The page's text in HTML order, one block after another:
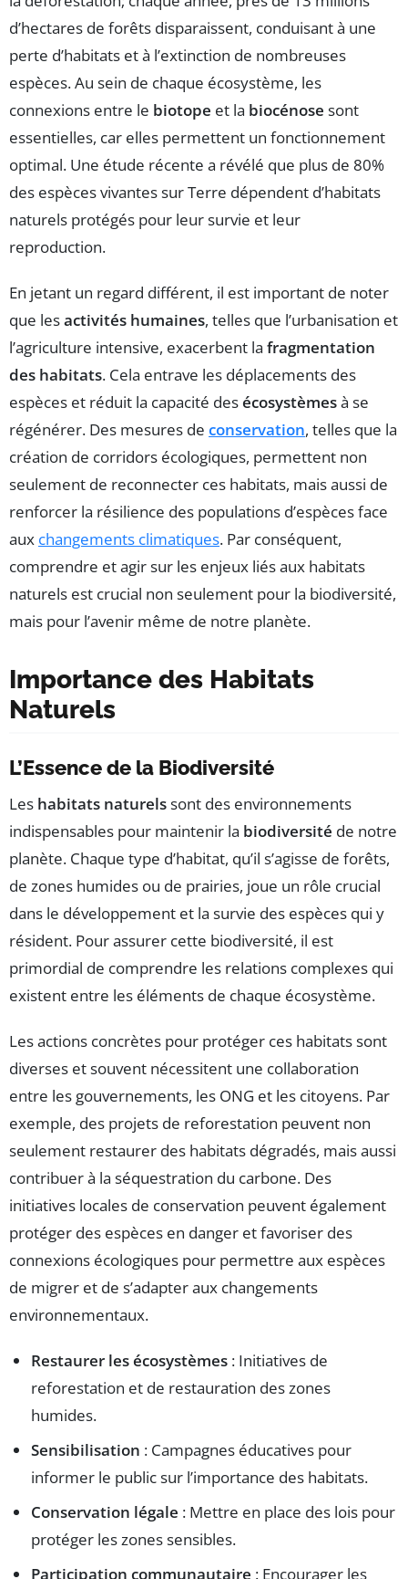
d’hectares de forêts disparaissent, conduisant à une
perte d’habitats et à l’extinction de nombreuses
espèces. Au sein de chaque écosystème, les
connexions entre le biotope et la biocénose sont
essentielles, car elles permettent un fonctionnement
optimal. Une étude récente a révélé que plus de 80%
des espèces vivantes sur Terre dépendent d’habitats
naturels protégés pour leur survie et leur
reproduction.
En jetant un regard différent, il est important de noter
que lesactivités humaines, telles que l’urbanisation et
l’agriculture intensive, exacerbent la fragmentation
des habitats. Cela entrave les déplacements des
espèces et réduit la capacité desécosystèmesà se
régénérer. Des mesures de conservation, telles que la
création de corridors écologiques, permettent non
seulement de reconnecter ces habitats, mais aussi de
renforcer la résilience des populations d’espèces face
aux changements climatiques. Par conséquent,
comprendre et agir sur les enjeux liés aux habitats
naturels est crucial non seulement pour la biodiversité,
mais pour l’avenir même de notre planète.
Importance des Habitats
Naturels
L’Essence de la Biodiversité
Les habitats naturelssont des environnements
indispensables pour maintenir la biodiversité de notre
planète. Chaque type d’habitat, qu’il s’agisse de forêts,
de zones humides ou de prairies, joue un rôle crucial
dans le développement et la survie des espèces qui y
résident. Pour assurer cette biodiversité, il est
primordial de comprendre les relations complexes qui
existent entre les éléments de chaque écosystème.
Les actions concrètes pour protéger ces habitats sont
diverses et souvent nécessitent une collaboration
entre les gouvernements, les ONG et les citoyens. Par
exemple, des projets de reforestation peuvent non
seulement restaurer des habitats dégradés, mais aussi
contribuer à la séquestration du carbone. Des
initiatives locales de conservation peuvent également
protéger des espèces en danger et favoriser des
connexions écologiques pour permettre aux espèces
de migrer et de s’adapter aux changements
environnementaux.
Restaurer les écosystèmes : Initiatives de
reforestation et de restauration des zones
humides.
Sensibilisation : Campagnes éducatives pour
informer le public sur l’importance des habitats.
Conservation légale : Mettre en place des lois pour
protéger les zones sensibles.
Participation communautaire : Encourager les